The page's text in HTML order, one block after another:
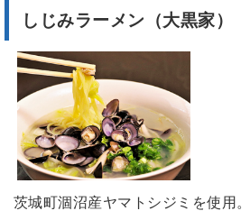
しじみラーメン（大黒家）
茨城町涸沼産ヤマトシジミを使用。